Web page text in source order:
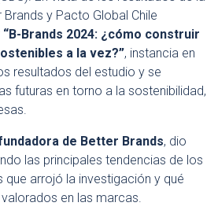
y Pacto Global Chile
“B-Brands 2024: ¿cómo construir
a la vez?”, instancia en
resultados del estudio y se
futuras en torno a la sostenibilidad,
de Better Brands, dio
las principales tendencias de los
arrojó la investigación y qué
en las marcas.